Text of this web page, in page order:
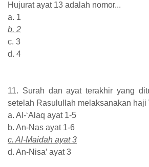
Hujurat ayat 13 adalah nomor...
a. 1
b. 2
c. 3
d. 4
11. Surah dan ayat terakhir yang
setelah Rasulullah melaksanakan haji
a. Al-‘Alaq ayat 1-5
b. An-Nas ayat 1-6
c. Al-Maidah ayat 3
d. An-Nisa’ ayat 3